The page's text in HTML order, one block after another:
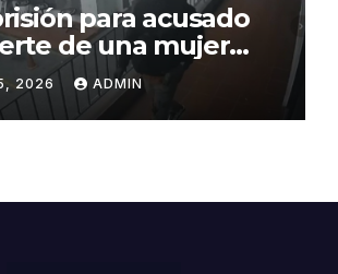
para acusado
de una mujer
intento de robo en
en Piantini
2026 ADMIN